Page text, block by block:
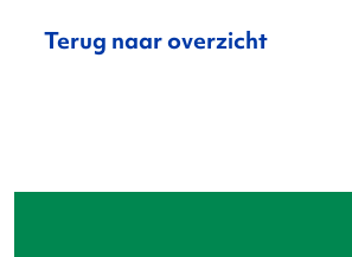
Terug naar overzicht